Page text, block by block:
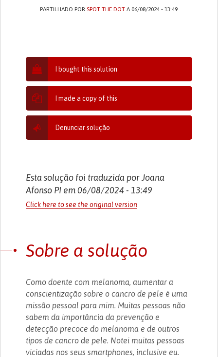
PARTILHADO POR SPOT THE DOT A 06/08/2024 - 13:49
I bought this solution
I made a copy of this
Denunciar solução
Esta solução foi traduzida por Joana
Afonso PI em 06/08/2024 - 13:49
Click here to see the original version
Sobre a solução
Como doente com melanoma, aumentar a
conscientização sobre o cancro de pele é uma
missão pessoal para mim. Muitas pessoas não
sabem da importância da prevenção e
detecção precoce do melanoma e de outros
tipos de cancro de pele. Notei muitas pessoas
viciadas nos seus smartphones, inclusive eu.